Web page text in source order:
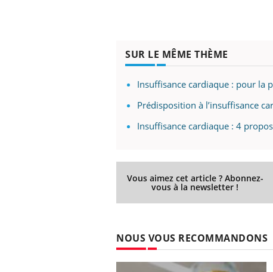
SUR LE MÊME THÈME
Insuffisance cardiaque : pour la
Prédisposition à l’insuffisance
Insuffisance cardiaque : 4
Vous aimez cet article ? Abonnez-
vous à la newsletter !
NOUS VOUS RECOMMANDONS